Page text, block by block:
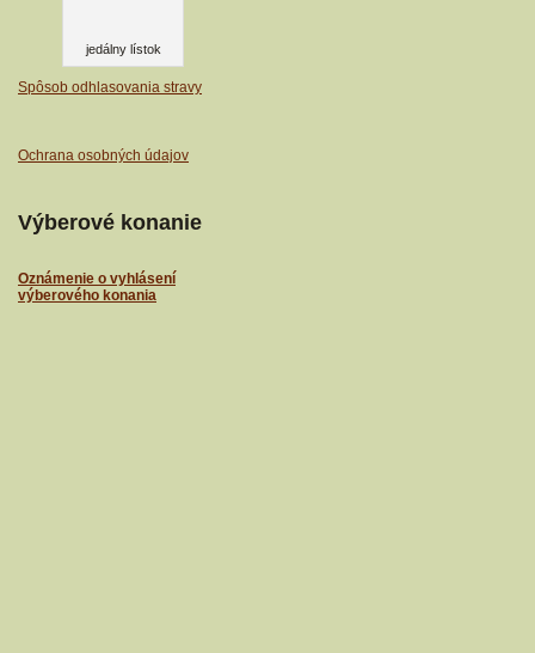
jedálny lístok
Spôsob odhlasovania stravy
Ochrana osobných údajov
Výberové konanie
Oznámenie o vyhlásení
výberového konania